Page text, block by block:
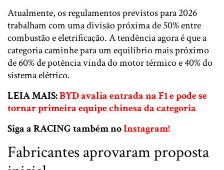
Atualmente, os regulamentos previstos para 2026
trabalham com uma divisão próxima de 50% entre
combustão e eletrificação. A tendência agora é que a
categoria caminhe para um equilíbrio mais próximo
de 60% de potência vinda do motor térmico e 40% do
sistema elétrico.
LEIA MAIS:BYD avalia entrada na F1 e pode se
tornar primeira equipe chinesa da categoria
Siga a RACING também noInstagram!
Fabricantes aprovaram proposta